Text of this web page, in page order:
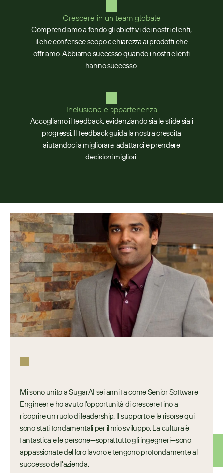
Crescere in un team globale
Comprendiamo a fondo gli obiettivi dei nostri clienti,
il che conferisce scopo e chiarezza ai prodotti che
offriamo. Abbiamo successo quando i nostri clienti
hanno successo.
Inclusione e appartenenza
Accogliamo il feedback, evidenziando sia le sfide sia i
progressi. Il feedback guida la nostra crescita
aiutandoci a migliorare, adattarci e prendere
decisioni migliori.
Mi sono unito a SugarAI sei anni fa come Senior Software
Engineer e ho avuto l’opportunità di crescere fino a
ricoprire un ruolo di leadership. Il supporto e le risorse qui
sono stati fondamentali per il mio sviluppo. La cultura è
fantastica e le persone—soprattutto gli ingegneri—sono
appassionate del loro lavoro e tengono profondamente al
successo dell’azienda.